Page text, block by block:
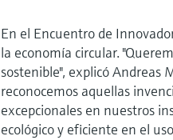
En el Encuentro de
la economía circular.
sostenible", explicó Andreas
reconocemos aquellas
excepcionales en nuestros
ecológico y eficiente en el